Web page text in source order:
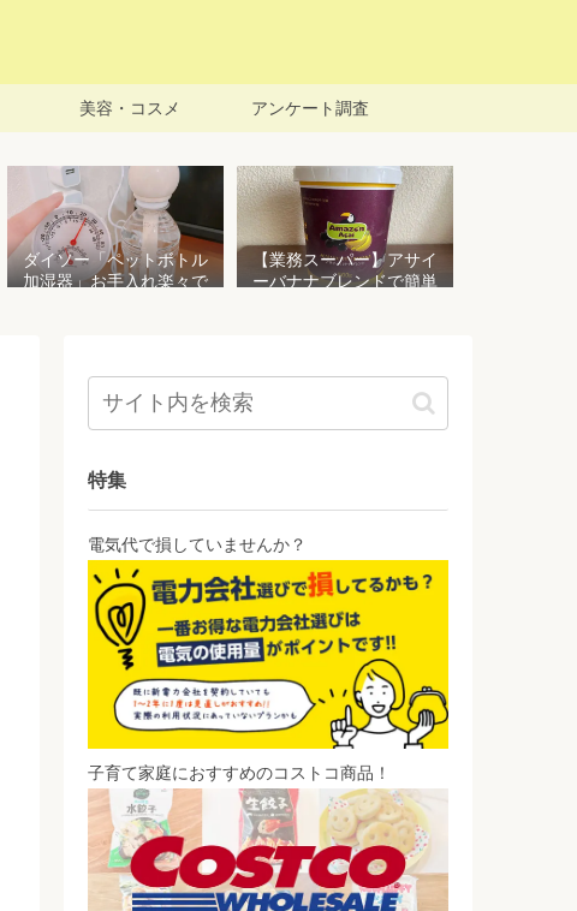
美容・コスメ アンケート調査
ダイソー「ペットボトル
加湿器」お手入れ楽々で
【業務スーパー】アサイ
ーバナナブレンドで簡単
特集
電気代で損していませんか？
子育て家庭におすすめのコストコ商品！